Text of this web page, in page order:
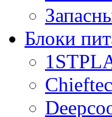
Блоки
Chieftec